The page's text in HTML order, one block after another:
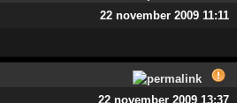
22 november 2009 11:11
22 november 2009 13:37